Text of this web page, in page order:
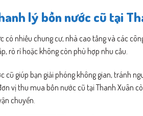
lý bồn nước cũ tại
có nhiều chung cư, nhà cao tầng và các
rò rỉ hoặc không còn phù hợp nhu cầu.
cũ giúp bạn giải phóng không gian, tránh
vị thu mua bồn nước cũ tại Thanh Xuân
chuyển.